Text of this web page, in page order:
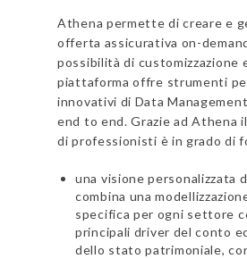
Athena permette di creare e
offerta assicurativa on-
possibilità di customizzazione
piattaforma offre strumenti
innovativi di Data
end to end. Grazie ad Athena
di professionisti è in grado di
una visione personalizzata
combina una
specifica per ogni settore
principali driver del conto
dello stato patrimoniale,